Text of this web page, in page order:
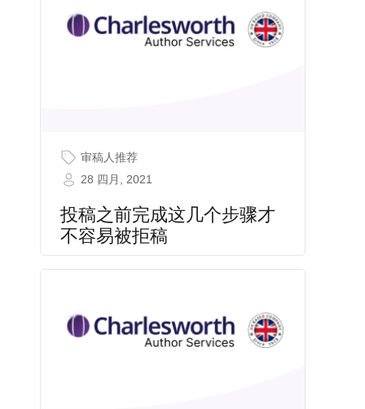
审稿人推荐
28 四月, 2021
投稿之前完成这几个步骤才
不容易被拒稿